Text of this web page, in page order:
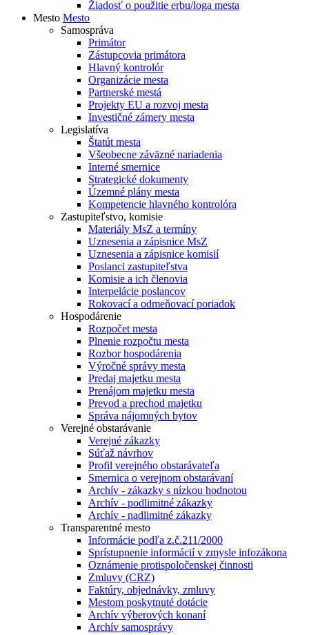
Žiadosť o použitie erbu/loga mesta
Mesto Mesto
Samospráva
Primátor
Zástupcovia primátora
Hlavný kontrolór
Organizácie mesta
Partnerské mestá
Projekty EU a rozvoj mesta
Investičné zámery mesta
Legislatíva
Štatút mesta
Všeobecne záväzné nariadenia
Interné smernice
Strategické dokumenty
Územné plány mesta
Kompetencie hlavného kontrolóra
Zastupiteľstvo, komisie
Materiály MsZ a termíny
Uznesenia a zápisnice MsZ
Uznesenia a zápisnice komisií
Poslanci zastupiteľstva
Komisie a ich členovia
Interpelácie poslancov
Rokovací a odmeňovací poriadok
Hospodárenie
Rozpočet mesta
Plnenie rozpočtu mesta
Rozbor hospodárenia
Výročné správy mesta
Predaj majetku mesta
Prenájom majetku mesta
Prevod a prechod majetku
Správa nájomných bytov
Verejné obstarávanie
Verejné zákazky
Súťaž návrhov
Profil verejného obstarávateľa
Smernica o verejnom obstarávaní
Archív - zákazky s nízkou hodnotou
Archív - podlimitné zákazky
Archív - nadlimitné zákazky
Transparentné mesto
Informácie podľa z.č.211/2000
Sprístupnenie informácií v zmysle infozákona
Oznámenie protispoločenskej činnosti
Zmluvy (CRZ)
Faktúry, objednávky, zmluvy
Mestom poskytnuté dotácie
Archív výberových konaní
Archív samosprávy